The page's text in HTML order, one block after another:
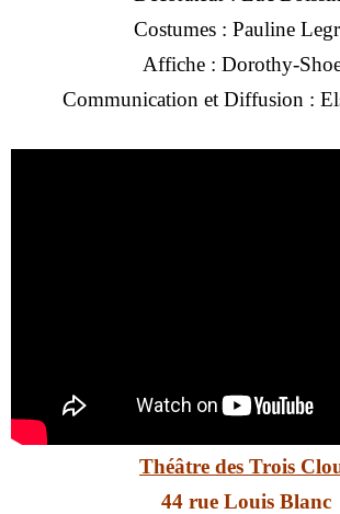
Costumes : Pauline
Affiche : Dorothy-
Communication et Diffusion :
Théâtre des Trois
44 rue Louis Blanc